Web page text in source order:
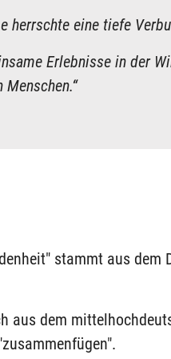
herrschte eine tiefe
Erlebnisse in der
stammt aus dem
aus dem